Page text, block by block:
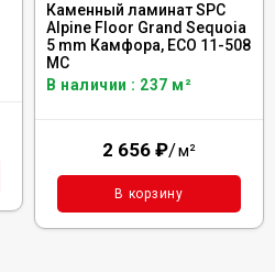
Каменный ламинат SPC
Alpine Floor Grand Sequoia
5 mm Камфора, ECO 11-508
MC
В наличии : 237 м²
2 656 ₽/м²
В корзину